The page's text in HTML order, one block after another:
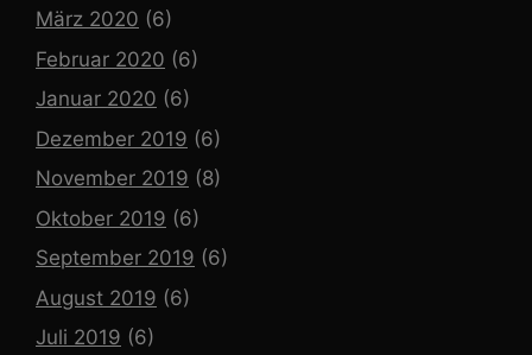
März 2020 (6)
Februar 2020 (6)
Januar 2020 (6)
Dezember 2019 (6)
November 2019 (8)
Oktober 2019 (6)
September 2019 (6)
August 2019 (6)
Juli 2019 (6)